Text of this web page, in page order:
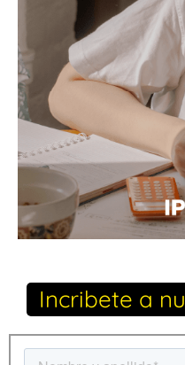
Incribete a